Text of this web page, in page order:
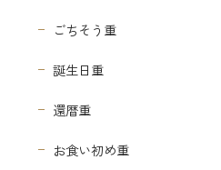
ごちそう重
誕生日重
還暦重
お食い初め重